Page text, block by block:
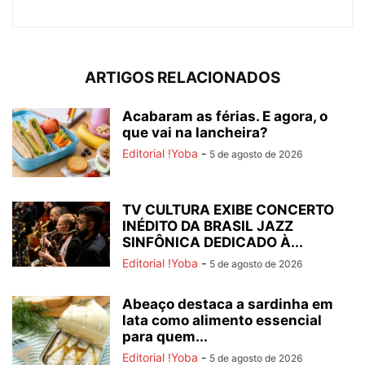
ARTIGOS RELACIONADOS
Acabaram as férias. E agora, o
que vai na lancheira?
Editorial !Yoba - 5 de agosto de 2026
TV CULTURA EXIBE CONCERTO
INÉDITO DA BRASIL JAZZ
SINFÔNICA DEDICADO À...
Editorial !Yoba - 5 de agosto de 2026
Abeaço destaca a sardinha em
lata como alimento essencial
para quem...
Editorial !Yoba - 5 de agosto de 2026